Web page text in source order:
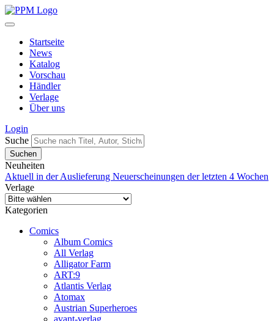
Startseite
News
Katalog
Vorschau
Händler
Verlage
Über uns
Login
Suche
Neuheiten
Aktuell in der Auslieferung Neuerscheinungen der letzten 4 Wochen
Verlage
Kategorien
Comics
Album Comics
All Verlag
Alligator Farm
ART:9
Atlantis Verlag
Atomax
Austrian Superheroes
avant-verlag